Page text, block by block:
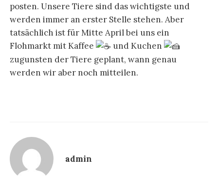
posten. Unsere Tiere sind das wichtigste und
werden immer an erster Stelle stehen. Aber
tatsächlich ist für Mitte April bei uns ein
Flohmarkt mit Kaffee
und Kuchen
zugunsten der Tiere geplant, wann genau
werden wir aber noch mitteilen.
admin